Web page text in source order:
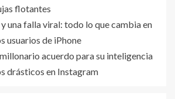
flotantes
una falla viral: todo lo que cambia en
usuarios de iPhone
acuerdo para su inteligencia
drásticos en Instagram